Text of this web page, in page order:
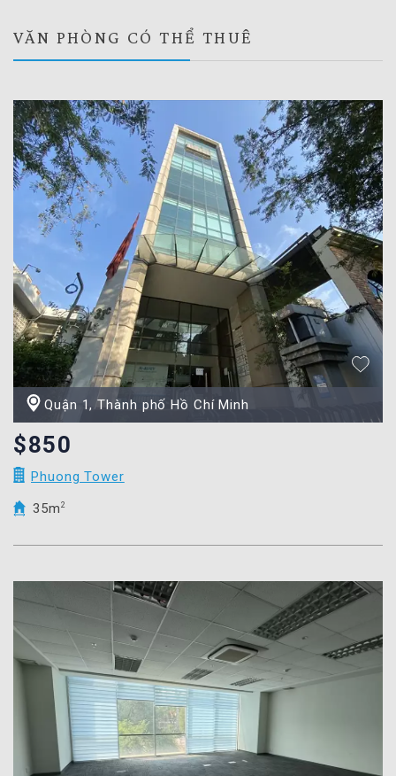
VĂN PHÒNG CÓ THỂ THUÊ
Quận 1, Thành phố Hồ Chí Minh
$850
Phuong Tower
35m 2